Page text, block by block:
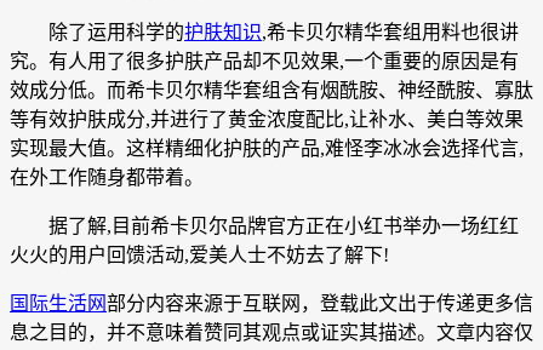
除了运用科学的护肤知识,希卡贝尔精华套组用料也很讲
究。有人用了很多护肤产品却不见效果,一个重要的原因是有
效成分低。而希卡贝尔精华套组含有烟酰胺、神经酰胺、寡肽
等有效护肤成分,并进行了黄金浓度配比,让补水、美白等效果
实现最大值。这样精细化护肤的产品,难怪李冰冰会选择代言,
在外工作随身都带着。
据了解,目前希卡贝尔品牌官方正在小红书举办一场红红
火火的用户回馈活动,爱美人士不妨去了解下!
国际生活网部分内容来源于互联网，登载此文出于传递更多信
息之目的，并不意味着赞同其观点或证实其描述。文章内容仅